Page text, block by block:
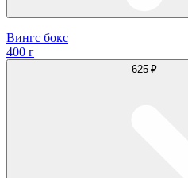
Вингс бокс
400 г
625 ₽